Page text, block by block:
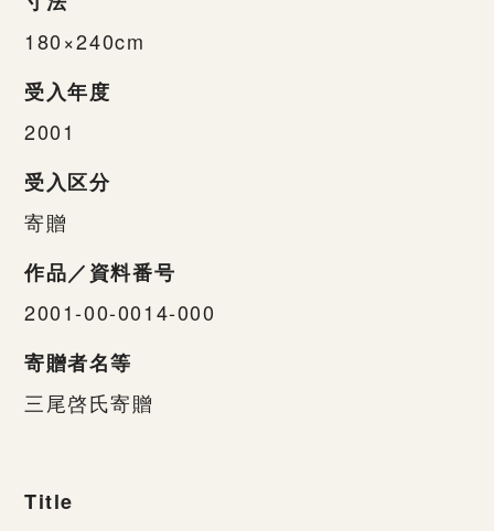
180×240cm
受入年度
2001
受入区分
寄贈
作品／資料番号
2001-00-0014-000
寄贈者名等
三尾啓氏寄贈
Title